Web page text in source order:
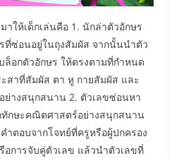
าให้เด็กเล่นคือ 1. นักล่าตัวอักษร
ที่ซ่อนอยู่ในถุงสัมผัส จากนั้นนำตัว
อกตัวอักษร ให้ตรงตามที่กำหนด
สาที่สัมผัส ตา หู กายสัมผัส และ
ย่างสนุกสนาน 2. ตัวเลขซ่อนหา
ทักษะคณิตศาสตร์อย่างสนุกสนาน
ำตอบจากโจทย์ที่ครูหรือผู้ปกครอง
การจับคู่ตัวเลข แล้วนำตัวเลขที่